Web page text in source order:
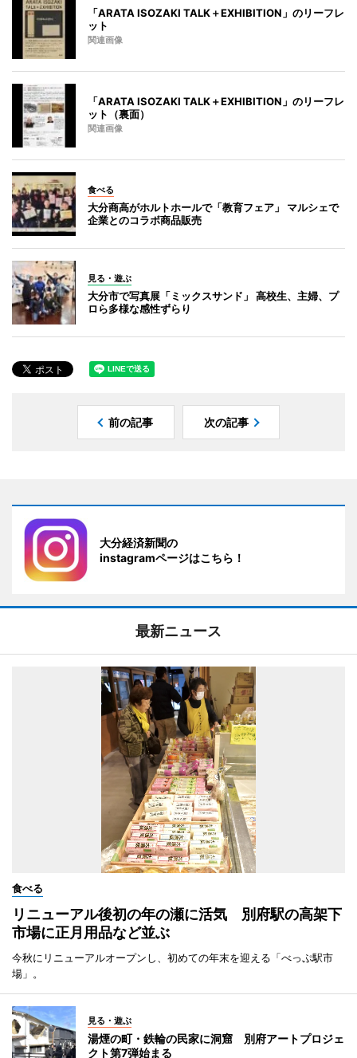
「ARATA ISOZAKI TALK＋EXHIBITION」のリーフレ
ット
関連画像
「ARATA ISOZAKI TALK＋EXHIBITION」のリーフレ
ット（裏面）
関連画像
食べる
大分商高がホルトホールで「教育フェア」 マルシェで
企業とのコラボ商品販売
見る・遊ぶ
大分市で写真展「ミックスサンド」 高校生、主婦、プ
ロら多様な感性ずらり
前の記事 次の記事
大分経済新聞の
instagramページはこちら！
最新ニュース
食べる
リニューアル後初の年の瀬に活気 別府駅の高架下
市場に正月用品など並ぶ
今秋にリニューアルオープンし、初めての年末を迎える「べっぷ駅市
場」。
見る・遊ぶ
湯煙の町・鉄輪の民家に洞窟 別府アートプロジェ
クト第7弾始まる